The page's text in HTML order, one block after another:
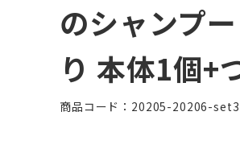
のシャンプ
り 本体1個+
商品コード：20205-20206-set3